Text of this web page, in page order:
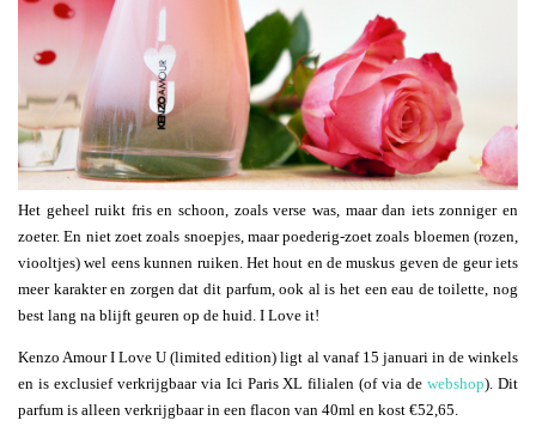
Het geheel ruikt fris en schoon, zoals verse was, maar dan iets zonniger en
zoeter. En niet zoet zoals snoepjes, maar poederig-zoet zoals bloemen (rozen,
viooltjes) wel eens kunnen ruiken. Het hout en de muskus geven de geur iets
meer karakter en zorgen dat dit parfum, ook al is het een eau de toilette, nog
best lang na blijft geuren op de huid. I Love it!
Kenzo Amour I Love U (limited edition) ligt al vanaf 15 januari in de winkels
en is exclusief verkrijgbaar via Ici Paris XL filialen (of via dewebshop). Dit
parfum is alleen verkrijgbaar in een flacon van 40ml en kost €52,65.